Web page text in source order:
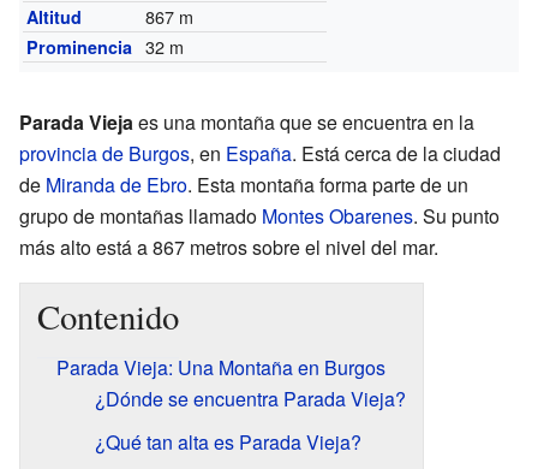
Altitud 867 m
Prominencia 32 m
Parada Viejaes una montaña que se encuentra en la
provincia de Burgos, en España. Está cerca de la ciudad
de Miranda de Ebro. Esta montaña forma parte de un
grupo de montañas llamado Montes Obarenes. Su punto
más alto está a 867 metros sobre el nivel del mar.
Contenido
Parada Vieja: Una Montaña en Burgos
¿Dónde se encuentra Parada Vieja?
¿Qué tan alta es Parada Vieja?